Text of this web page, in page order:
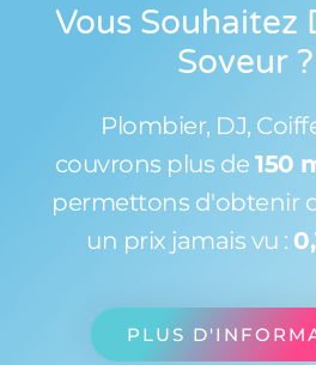
Vous Souhaitez
Soveur ?
Plombier, DJ,
couvrons plus de 150
permettons d'obtenir
un prix jamais vu :
PLUS